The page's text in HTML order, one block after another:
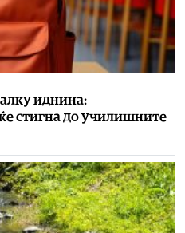
иднина:
стигна до училишните